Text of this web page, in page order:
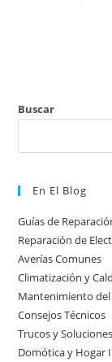
Buscar
En El Blog
Guías de
Reparación de
Averías Comunes
Climatización y
Mantenimiento
Consejos Técnicos
Trucos y Soluciones
Domótica y Hogar